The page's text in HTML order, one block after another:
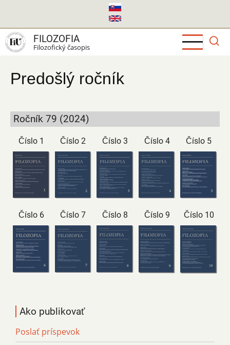
hlavný
obsah
FILOZOFIA
Filozofický časopis
Predošlý ročník
Ročník 79 (2024)
Číslo 1 Číslo 2 Číslo 3 Číslo 4 Číslo 5
Číslo 6 Číslo 7 Číslo 8 Číslo 9 Číslo 10
Ako publikovať
Poslať príspevok